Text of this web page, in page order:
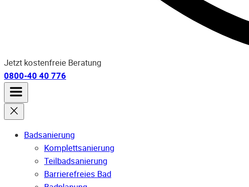
Jetzt kostenfreie Beratung
0800-40 40 776
Badsanierung
Komplettsanierung
Teilbadsanierung
Barrierefreies Bad